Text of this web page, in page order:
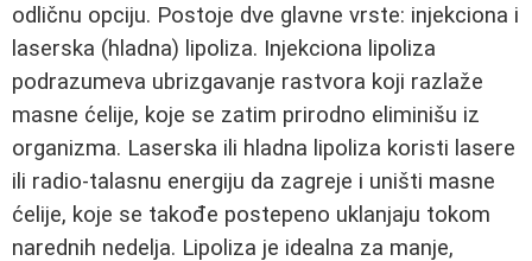
odličnu opciju. Postoje dve glavne vrste: injekciona i
laserska (hladna) lipoliza. Injekciona lipoliza
podrazumeva ubrizgavanje rastvora koji razlaže
masne ćelije, koje se zatim prirodno eliminišu iz
organizma. Laserska ili hladna lipoliza koristi lasere
ili radio-talasnu energiju da zagreje i uništi masne
ćelije, koje se takođe postepeno uklanjaju tokom
narednih nedelja. Lipoliza je idealna za manje,